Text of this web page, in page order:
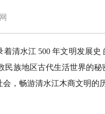
水江 500 年文明发展史
民族地区古代生活世界的秘
，畅游清水江木商文明的